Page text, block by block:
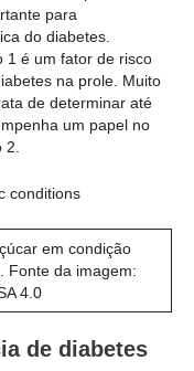
para
do diabetes.
1 é um fator de risco
na prole. Muito
de determinar até
um papel no
em condição
Fonte da imagem:
4.0
de diabetes